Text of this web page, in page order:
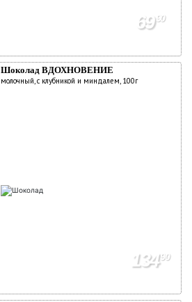
6990
Шоколад ВДОХНОВЕНИЕ
молочный, с клубникой и миндалем, 100г
13490